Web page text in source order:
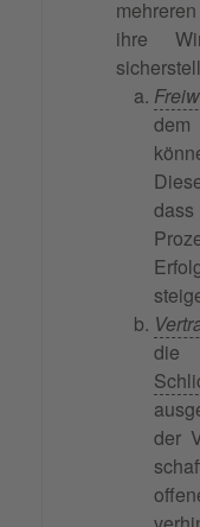
ihre
dass
der